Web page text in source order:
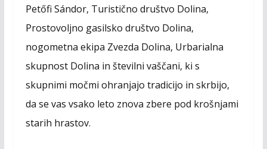
Petőfi Sándor, Turistično društvo Dolina,
Prostovoljno gasilsko društvo Dolina,
nogometna ekipa Zvezda Dolina, Urbarialna
skupnost Dolina in številni vaščani, ki s
skupnimi močmi ohranjajo tradicijo in skrbijo,
da se vas vsako leto znova zbere pod krošnjami
starih hrastov.